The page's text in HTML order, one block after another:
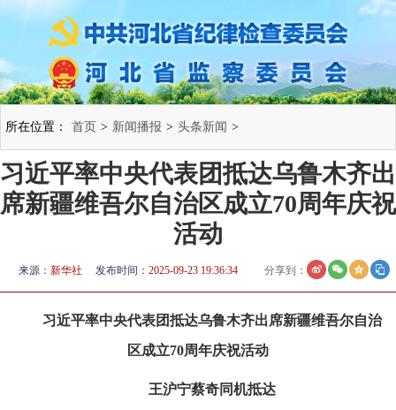
所在位置： 首页 > 新闻播报 > 头条新闻 >
习近平率中央代表团抵达乌鲁木齐出
席新疆维吾尔自治区成立70周年庆祝
活动
来源： 新华社 发布时间： 2025-09-23 19:36:34 分享到：
习近平率中央代表团抵达乌鲁木齐出席新疆维吾尔自治
区成立70周年庆祝活动
王沪宁蔡奇同机抵达